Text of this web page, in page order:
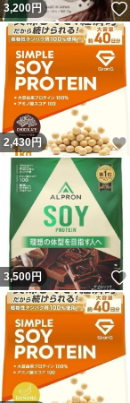
3,200円
2,430円
3,500円